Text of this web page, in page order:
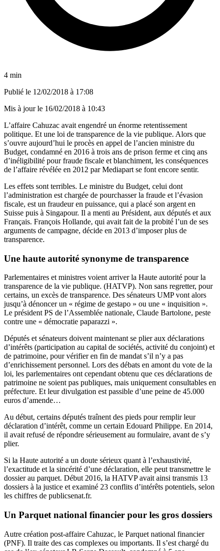
4 min
Publié le 12/02/2018 à 17:08
Mis à jour le 16/02/2018 à 10:43
L’affaire Cahuzac avait engendré un énorme retentissement
politique. Et une loi de transparence de la vie publique. Alors que
s’ouvre aujourd’hui le procès en appel de l’ancien ministre du
Budget, condamné en 2016 à trois ans de prison ferme et cinq ans
d’inéligibilité pour fraude fiscale et blanchiment, les conséquences
de l’affaire révélée en 2012 par Mediapart se font encore sentir.
Les effets sont terribles. Le ministre du Budget, celui dont
l’administration est chargée de pourchasser la fraude et l’évasion
fiscale, est un fraudeur en puissance, qui a placé son argent en
Suisse puis à Singapour. Il a menti au Président, aux députés et aux
Français. François Hollande, qui avait fait de la probité l’un de ses
arguments de campagne, décide en 2013 d’imposer plus de
transparence.
Une haute autorité synonyme de transparence
Parlementaires et ministres voient arriver la Haute autorité pour la
transparence de la vie publique. (HATVP). Non sans regretter, pour
certains, un excès de transparence. Des sénateurs UMP vont alors
jusqu’à dénoncer un « régime de gestapo » ou une « inquisition ».
Le président PS de l’Assemblée nationale, Claude Bartolone, peste
contre une « démocratie paparazzi ».
Députés et sénateurs doivent maintenant se plier aux déclarations
d’intérêts (participation au capital de sociétés, activité du conjoint) et
de patrimoine, pour vérifier en fin de mandat s’il n’y a pas
d’enrichissement personnel. Lors des débats en amont du vote de la
loi, les parlementaires ont cependant obtenu que ces déclarations de
patrimoine ne soient pas publiques, mais uniquement consultables en
préfecture. Et leur divulgation est passible d’une peine de 45.000
euros d’amende…
Au début, certains députés traînent des pieds pour remplir leur
déclaration d’intérêt, comme un certain Edouard Philippe. En 2014,
il avait refusé de répondre sérieusement au formulaire, avant de s’y
plier.
Si la Haute autorité a un doute sérieux quant à l’exhaustivité,
l’exactitude et la sincérité d’une déclaration, elle peut transmettre le
dossier au parquet. Début 2016, la HATVP avait ainsi transmis 13
dossiers à la justice et examiné 23 conflits d’intérêts potentiels, selon
les chiffres de publicsenat.fr.
Un Parquet national financier pour les gros dossiers
Autre création post-affaire Cahuzac, le Parquet national financier
(PNF). Il traite des cas complexes ou importants. Il s’est chargé du